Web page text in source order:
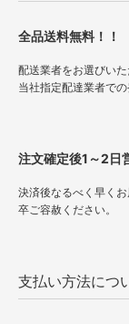
全品送料無料！！
配送業者をお選びいた
当社指定配達業者での
注文確定後1～2日
決済後なるべく早く
卒ご容赦ください。
支払い方法につ